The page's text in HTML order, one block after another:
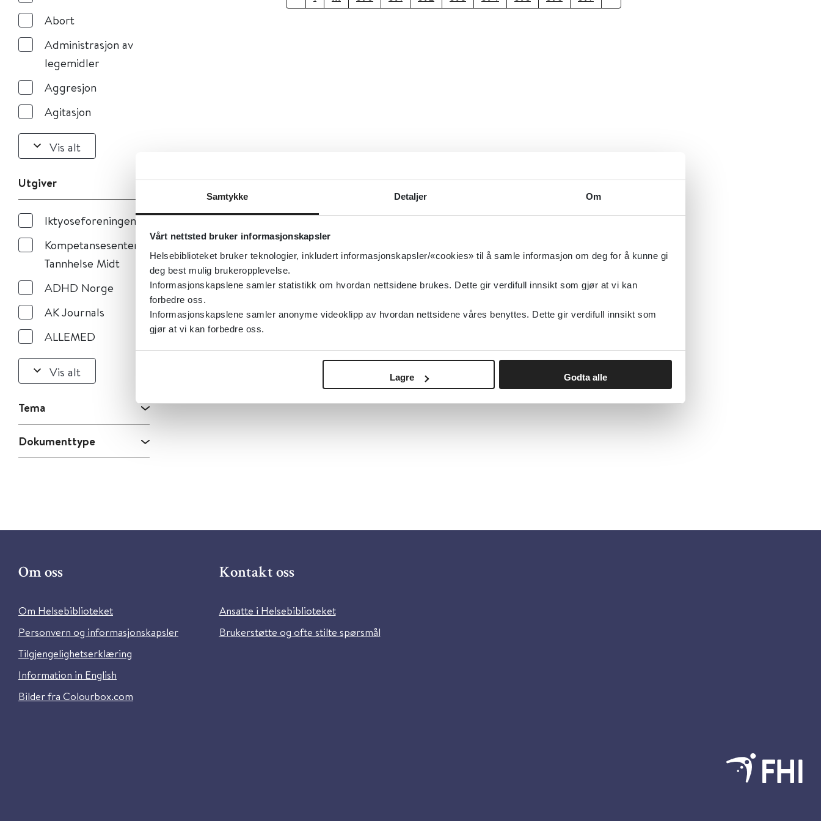
Samtykke Detaljer Om
Vårt nettsted bruker informasjonskapsler
Helsebiblioteket bruker teknologier, inkludert informasjonskapsler/«cookies» til å samle informasjon om deg for å kunne gi
deg best mulig brukeropplevelse.
Informasjonskapslene samler statistikk om hvordan nettsidene brukes. Dette gir verdifull innsikt som gjør at vi kan
forbedre oss.
Informasjonskapslene samler anonyme videoklipp av hvordan nettsidene våres benyttes. Dette gir verdifull innsikt som
gjør at vi kan forbedre oss.
Lagre Godta alle
Abort
Administrasjon av
legemidler
Aggresjon
Agitasjon
Vis alt
Utgiver
Iktyoseforeningen
Kompetansesenteret
Tannhelse Midt
ADHD Norge
AK Journals
ALLEMED
Vis alt
Tema
Dokumenttype
Om oss
Om Helsebiblioteket
Personvern og informasjonskapsler
Tilgjengelighetserklæring
Information in English
Bilder fra Colourbox.com
Kontakt oss
Ansatte i Helsebiblioteket
Brukerstøtte og ofte stilte spørsmål